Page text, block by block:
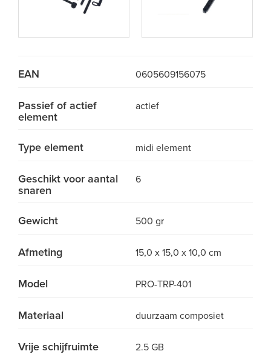
EAN 0605609156075
Passief of actief
element
actief
Type element midi element
Geschikt voor aantal
snaren
6
Gewicht 500 gr
Afmeting 15,0 x 15,0 x 10,0 cm
Model PRO-TRP-401
Materiaal duurzaam composiet
Vrije schijfruimte 2.5 GB